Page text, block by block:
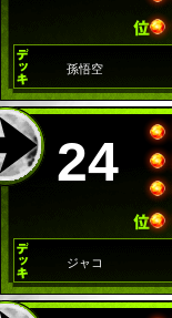
孫悟空
24
ジャコ